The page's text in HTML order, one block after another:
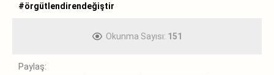
#örgütlendirendeğiştir
Okunma Sayısı: 151
Paylaş: